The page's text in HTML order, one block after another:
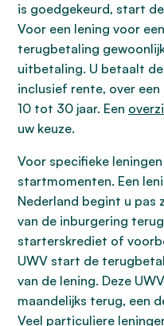
is goedgekeurd, start
Voor een lening voor
terugbetaling
uitbetaling. U betaalt
inclusief rente, over
10 tot 30 jaar. Een
uw keuze.
Voor specifieke
startmomenten. Een
Nederland begint u pas
van de inburgering
starterskrediet of
UWV start de
van de lening. Deze
maandelijks terug, een
Veel particuliere